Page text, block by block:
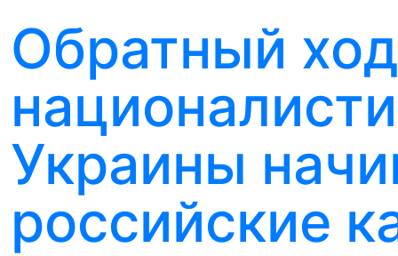
Обратный
Украины
российские